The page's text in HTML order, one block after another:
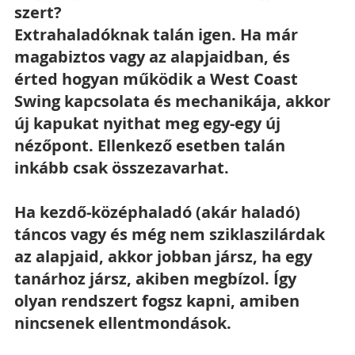
szert?
Extrahaladóknak talán igen. Ha már
magabiztos vagy az alapjaidban, és
érted hogyan működik a West Coast
Swing kapcsolata és mechanikája, akkor
új kapukat nyithat meg egy-egy új
nézőpont. Ellenkező esetben talán
inkább csak összezavarhat.
Ha kezdő-középhaladó (akár haladó)
táncos vagy és még nem sziklaszilárdak
az alapjaid, akkor jobban jársz, ha egy
tanárhoz jársz, akiben megbízol. Így
olyan rendszert fogsz kapni, amiben
nincsenek ellentmondások.